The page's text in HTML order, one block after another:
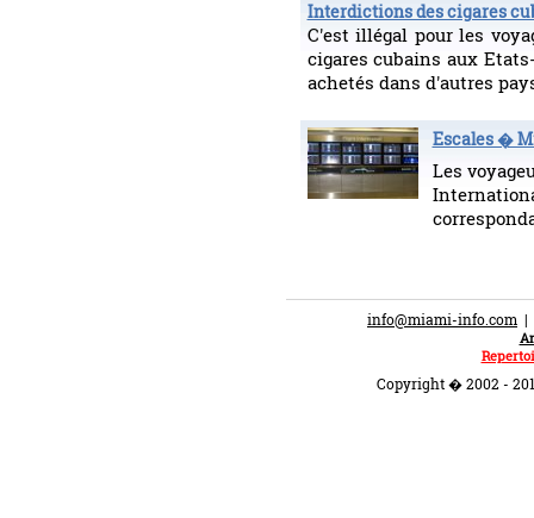
Interdictions des cigares
C'est illégal pour les
cigares cubains aux
achetés dans d'autres
Escales �
Les
info@miami-info.com |
Copyright � 2002 -